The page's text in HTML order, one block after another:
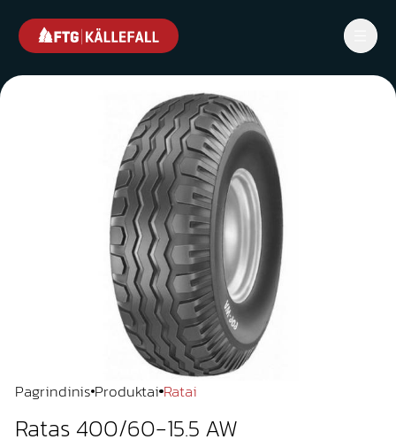
Pagrindinis ProduktaiRatai
Ratas 400/60-15.5 AW